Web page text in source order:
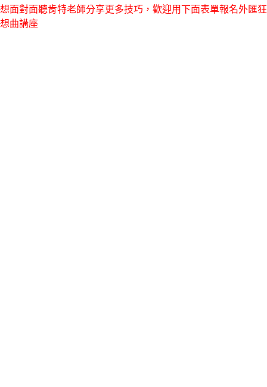
想面對面聽肯特老師分享更多技巧，歡迎用下面表單報名外匯狂
想曲講座